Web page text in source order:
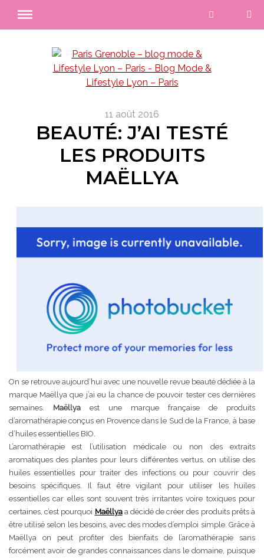
11 août 2016
BEAUTÉ: J’AI TESTÉ
LES PRODUITS
MAËLLYA
On se retrouve aujourd’hui avec une nouvelle revue beauté dédiée à la
marque Maëllya que j’ai eu la chance de pouvoir tester ces dernières
semaines. Maëllya est une marque française de produits
d’aromathérapie conçus en Provence dans le Sud de la France, à base
d’huiles essentielles BIO.
L’aromathérapie est l’utilisation médicale ou non des extraits
aromatiques des plantes pour leurs différentes vertus, on utilise des
huiles essentielles pour traiter des infections ou pour couvrir des
besoins spécifiques. Il faut être vigilant pour utiliser les huiles
essentielles car elles sont souvent très irritantes voire toxiques pour
certaines, c’est pourquoi Maëllyaa décidé de créer des produits prêts à
être utilisé selon les besoins, avec des modes d’emploi simple. Grâce à
Maëllya on peut profiter des bienfaits de l’aromathérapie sans
forcément avoir de grandes connaissances dans le domaine, puisque